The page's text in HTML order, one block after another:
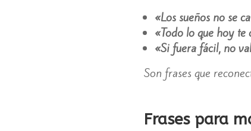
«Los sueños no se
«Todo lo que hoy te
«Si fuera fácil, no
Son frases que
Frases para